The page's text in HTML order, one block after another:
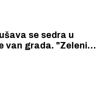
se sedra u
van grada. "Zeleni